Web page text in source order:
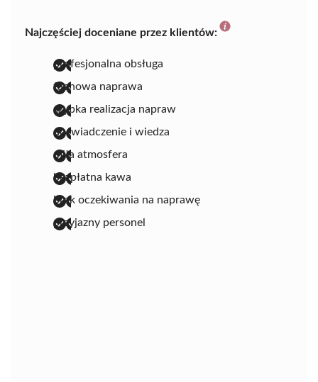
Najczęściej doceniane przez klientów:
profesjonalna obsługa
fachowa naprawa
szybka realizacja napraw
doświadczenie i wiedza
miła atmosfera
bezpłatna kawa
brak oczekiwania na naprawę
przyjazny personel